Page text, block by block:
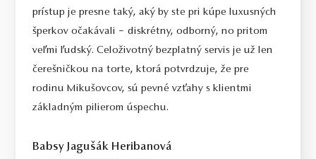
prístup je presne taký, aký by ste pri kúpe luxusných
šperkov očakávali – diskrétny, odborný, no pritom
veľmi ľudský. Celoživotný bezplatný servis je už len
čerešničkou na torte, ktorá potvrdzuje, že pre
rodinu Mikušovcov, sú pevné vzťahy s klientmi
základným pilierom úspechu.
Babsy Jagušák Heribanová